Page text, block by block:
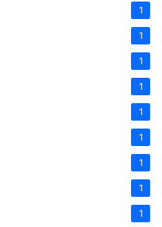
1
1
1
1
1
1
1
1
1